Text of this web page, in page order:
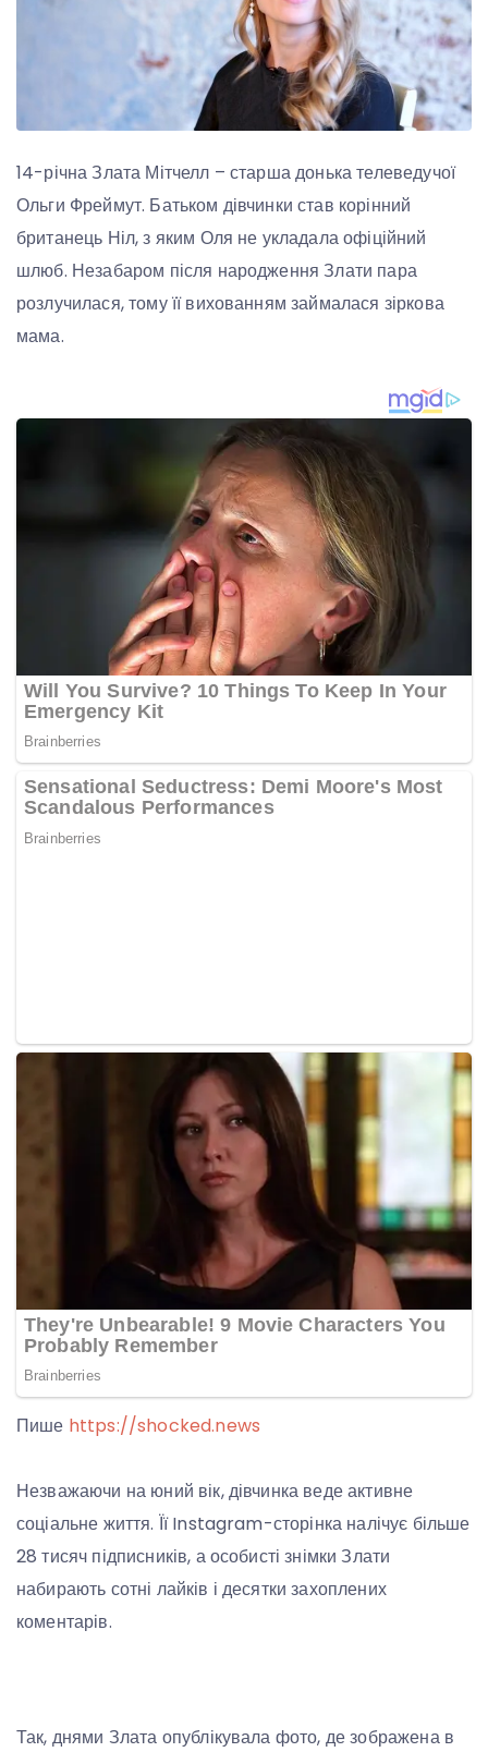
14-річна Злата Мітчелл – старша донька телеведучої
Ольги Фреймут. Батьком дівчинки став корінний
британець Ніл, з яким Оля не укладала офіційний
шлюб. Незабаром після народження Злати пара
розлучилася, тому її вихованням займалася зіркова
мама.
Пише https://shocked.news
Незважаючи на юний вік, дівчинка веде активне
соціальне життя. Її Instagram-сторінка налічує більше
28 тисяч підписників, а особисті знімки Злати
набирають сотні лайків і десятки захоплених
коментарів.
Так, днями Злата опублікувала фото, де зображена в